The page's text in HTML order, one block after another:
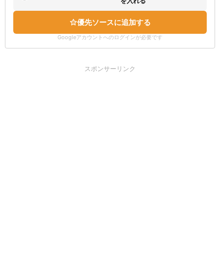
優先ソースに追加する
Googleアカウントへのログインが必要です
スポンサーリンク